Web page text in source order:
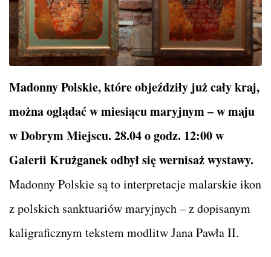
Madonny Polskie, które objeździły już cały kraj,
można oglądać w miesiącu maryjnym – w maju
w Dobrym Miejscu. 28.04 o godz. 12:00 w
Galerii Krużganek odbył się wernisaż wystawy.
Madonny Polskie są to interpretacje malarskie ikon
z polskich sanktuariów maryjnych – z dopisanym
kaligraficznym tekstem modlitw Jana Pawła II.